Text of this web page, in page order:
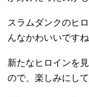
スラムダンクのヒ
んなかわいいですね
新たなヒロインを
ので、楽しみにし